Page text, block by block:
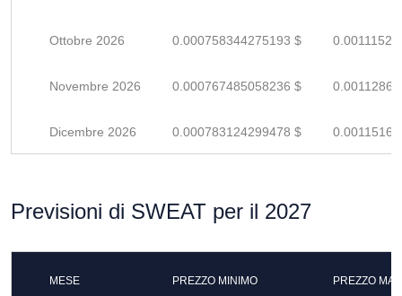
Ottobre 2026 0.000758344275193 $
Novembre 2026 0.000767485058236 $
Dicembre 2026 0.000783124299478 $
Previsioni di SWEAT per il 2027
MESE PREZZO MINIMO PREZZO